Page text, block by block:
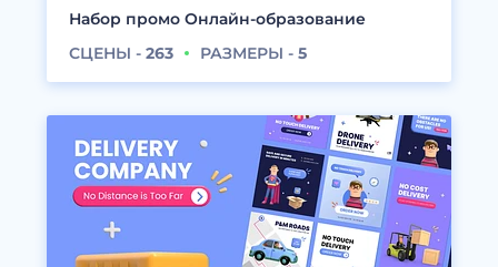
Набор промо Онлайн-образование
СЦЕНЫ - 263 РАЗМЕРЫ - 5